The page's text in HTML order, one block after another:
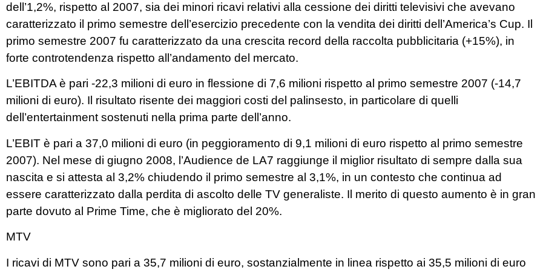
dell’1,2%, rispetto al 2007, sia dei minori ricavi relativi alla cessione dei diritti televisivi che avevano
caratterizzato il primo semestre dell’esercizio precedente con la vendita dei diritti dell’America’s Cup. Il
primo semestre 2007 fu caratterizzato da una crescita record della raccolta pubblicitaria (+15%), in
forte controtendenza rispetto all’andamento del mercato.
L’EBITDA è pari -22,3 milioni di euro in flessione di 7,6 milioni rispetto al primo semestre 2007 (-14,7
milioni di euro). Il risultato risente dei maggiori costi del palinsesto, in particolare di quelli
dell’entertainment sostenuti nella prima parte dell’anno.
L’EBIT è pari a 37,0 milioni di euro (in peggioramento di 9,1 milioni di euro rispetto al primo semestre
2007). Nel mese di giugno 2008, l’Audience de LA7 raggiunge il miglior risultato di sempre dalla sua
nascita e si attesta al 3,2% chiudendo il primo semestre al 3,1%, in un contesto che continua ad
essere caratterizzato dalla perdita di ascolto delle TV generaliste. Il merito di questo aumento è in gran
parte dovuto al Prime Time, che è migliorato del 20%.
MTV
I ricavi di MTV sono pari a 35,7 milioni di euro, sostanzialmente in linea rispetto ai 35,5 milioni di euro